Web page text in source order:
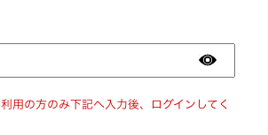
用の方のみ下記へ入力後、ログインしてく